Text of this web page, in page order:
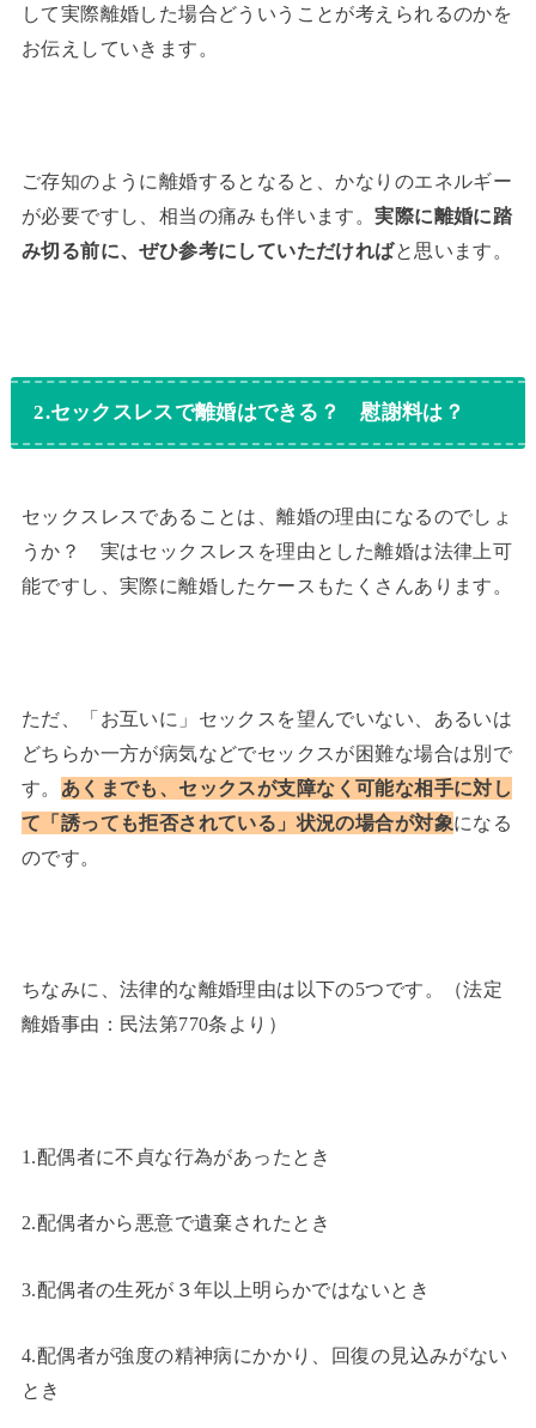
して実際離婚した場合どういうことが考えられるのかを
お伝えしていきます。
ご存知のように離婚するとなると、かなりのエネルギー
が必要ですし、相当の痛みも伴います。実際に離婚に踏
み切る前に、ぜひ参考にしていただければと思います。
2.セックスレスで離婚はできる？ 慰謝料は？
セックスレスであることは、離婚の理由になるのでしょ
うか？ 実はセックスレスを理由とした離婚は法律上可
能ですし、実際に離婚したケースもたくさんあります。
ただ、「お互いに」セックスを望んでいない、あるいは
どちらか一方が病気などでセックスが困難な場合は別で
す。 あくまでも、セックスが支障なく可能な相手に対し
て「誘っても拒否されている」状況の場合が対象になる
のです。
ちなみに、法律的な離婚理由は以下の5つです。（法定
離婚事由：民法第770条より）
1.配偶者に不貞な行為があったとき
2.配偶者から悪意で遺棄されたとき
3.配偶者の生死が３年以上明らかではないとき
4.配偶者が強度の精神病にかかり、回復の見込みがない
とき